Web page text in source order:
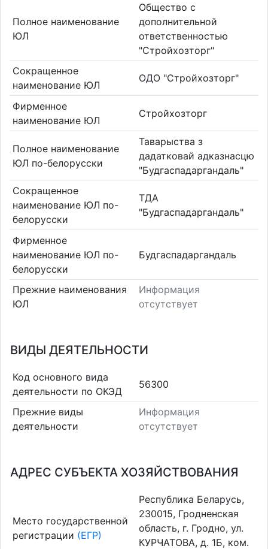
Полное наименование
ЮЛ
Общество с
дополнительной
ответственностью
"Стройхозторг"
Сокращенное
наименование ЮЛ
ОДО "Стройхозторг"
Фирменное
наименование ЮЛ
Стройхозторг
Полное наименование
ЮЛ по-белорусски
Таварыства з
дадатковай адказнасцю
"Будгаспадаргандаль"
Сокращенное
наименование ЮЛ по-
белорусски
ТДА
"Будгаспадаргандаль"
Фирменное
наименование ЮЛ по-
белорусски
Будгаспадаргандаль
Прежние наименования
ЮЛ
Информация
отсутствует
ВИДЫ ДЕЯТЕЛЬНОСТИ
Код основного вида
деятельности по ОКЭД
56300
Прежние виды
деятельности
Информация
отсутствует
АДРЕС СУБЪЕКТА ХОЗЯЙСТВОВАНИЯ
Место государственной
регистрации (ЕГР)
Республика Беларусь,
230015, Гродненская
область, г. Гродно, ул.
КУРЧАТОВА, д. 1Б, ком.